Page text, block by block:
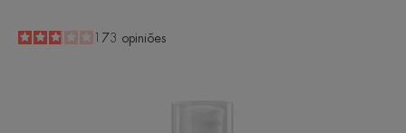
2.9
/5173 opiniões